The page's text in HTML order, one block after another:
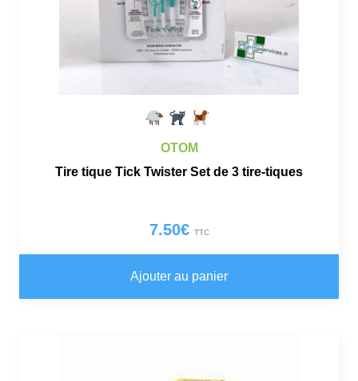
OTOM
Tire tique Tick Twister Set de 3 tire-tiques
7.50€ TTC
Ajouter au panier